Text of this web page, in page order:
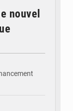
nouvel